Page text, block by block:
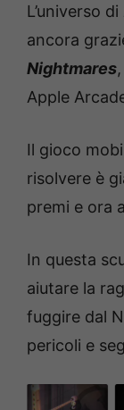
L’universo di
ancora
Nightmares
Apple
Il gioco
risolvere è
premi e ora
In questa
aiutare la
fuggire dal
pericoli e